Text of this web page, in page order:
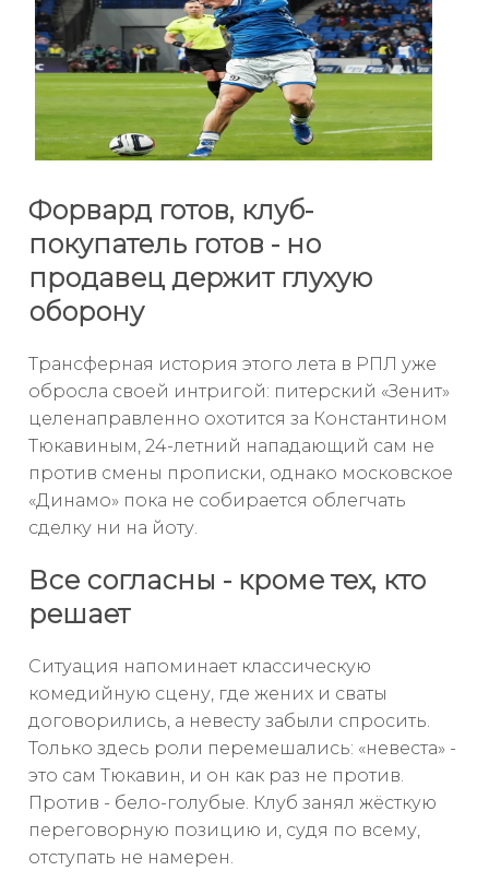
Форвард готов, клуб-
покупатель готов - но
продавец держит глухую
оборону
Трансферная история этого лета в РПЛ уже
обросла своей интригой: питерский «Зенит»
целенаправленно охотится за Константином
Тюкавиным, 24-летний нападающий сам не
против смены прописки, однако московское
«Динамо» пока не собирается облегчать
сделку ни на йоту.
Все согласны - кроме тех, кто
решает
Ситуация напоминает классическую
комедийную сцену, где жених и сваты
договорились, а невесту забыли спросить.
Только здесь роли перемешались: «невеста» -
это сам Тюкавин, и он как раз не против.
Против - бело-голубые. Клуб занял жёсткую
переговорную позицию и, судя по всему,
отступать не намерен.